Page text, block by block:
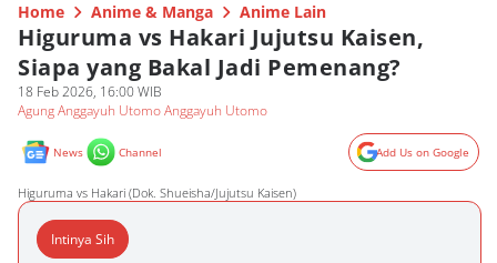
Home Anime & Manga Anime Lain
Higuruma vs Hakari Jujutsu Kaisen,
Siapa yang Bakal Jadi Pemenang?
18 Feb 2026, 16:00 WIB
Agung Anggayuh Utomo Anggayuh Utomo
News Channel Add Us on Google
Higuruma vs Hakari (Dok. Shueisha/Jujutsu Kaisen)
Intinya Sih